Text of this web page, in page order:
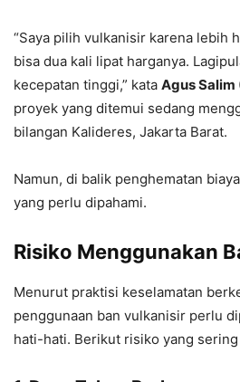
“Saya pilih vulkanisir karena lebih
bisa dua kali lipat harganya.
kecepatan tinggi,” kata Agus Salim
proyek yang ditemui sedang
bilangan Kalideres, Jakarta Barat.
Namun, di balik penghematan
yang perlu dipahami.
Risiko Menggunakan
Menurut praktisi keselamatan
penggunaan ban vulkanisir perlu
hati-hati. Berikut risiko yang